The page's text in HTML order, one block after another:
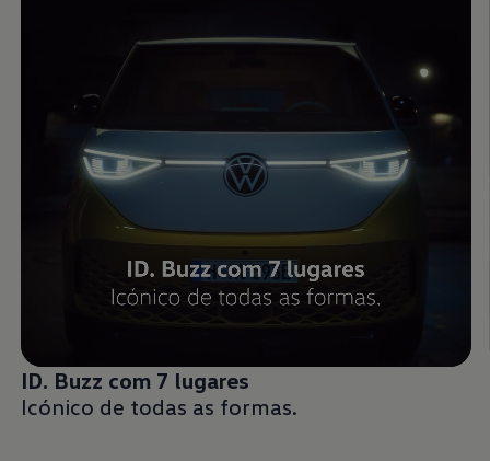
ID. Buzz com 7 lugares
Icónico de todas as formas.